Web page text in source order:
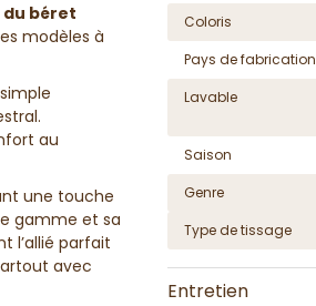
béret
modèles à
au
une touche
gamme et sa
l’allié parfait
avec
Coloris
Pays de fabrication
Lavable
Saison
Genre
Type de tissage
Entretien